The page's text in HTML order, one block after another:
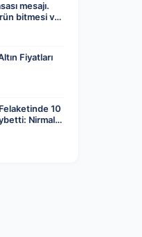
mesajı.
bitmesi ve
çizgimiz
Fiyatları
10
Nirmal